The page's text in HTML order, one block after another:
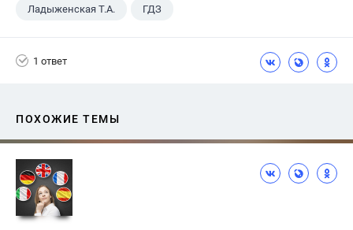
Ладыженская Т.А. ГДЗ
1 ответ
ПОХОЖИЕ ТЕМЫ